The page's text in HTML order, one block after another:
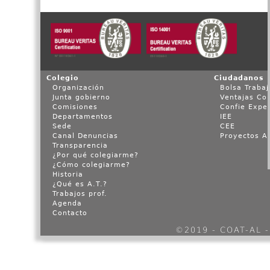
Colegio
Organización
Junta gobierno
Comisiones
Departamentos
Sede
Canal Denuncias
Transparencia
¿Por qué colegiarme?
¿Cómo colegiarme?
Historia
¿Qué es A.T.?
Trabajos prof.
Agenda
Contacto
Ciudadanos
Bolsa Trabajo
Ventajas
Confie
IEE
CEE
Proyectos
©2019 - COAT-AL -